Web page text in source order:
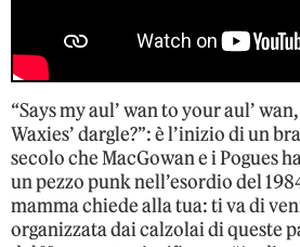
“Says my aul’ wan to your aul’
Waxies’ dargle?”: è l’inizio di un
secolo che MacGowan e i Pogues
un pezzo punk nell’esordio del
mamma chiede alla tua: ti va di
organizzata dai calzolai di queste